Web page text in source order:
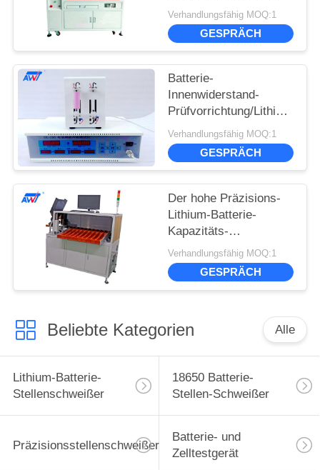
Batterie-HFX65-12
Batterie-sortierenden
der Maschinen-12
Verhandlungsfähig MOQ:1
GESPRÄCH
Batterie-
Innenwiderstand-
Prüfvorrichtung/Lithium-
Batterie-Zellspannung
IR-Prüfvorrichtung
18650 32650
Verhandlungsfähig MOQ:1
GESPRÄCH
Der hohe Präzisions-
Lithium-Batterie-
Kapazitäts-
Prüfvorrichtungs-18650
Grade Batterie-
sortierenden der
Verhandlungsfähig MOQ:1
GESPRÄCH
Beliebte Kategorien Alle
Lithium-Batterie-
Stellenschweißer
18650 Batterie-
Stellen-Schweißer
Präzisionsstellenschweißer
Batterie- und
Zelltestgerät